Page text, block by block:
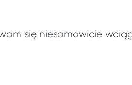
się niesamowicie